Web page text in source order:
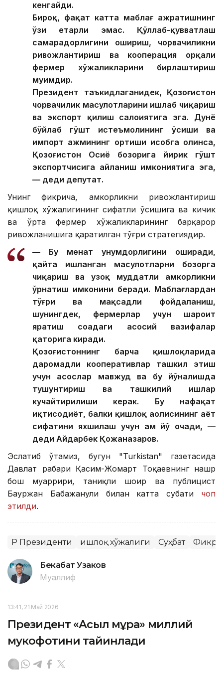
кенгайди.
Бироқ, фақат катта маблағ ажратишнинг
ўзи етарли эмас. Қўллаб-қувватлаш
самарадорлигини ошириш, чорвачиликни
ривожлантириш ва кооперация орқали
фермер хўжаликларини бирлаштириш
муҳимдир.
Президент таъкидлаганидек, Қозоғистон
чорвачилик маҳсулотларини ишлаб чиқариш
ва экспорт қилиш салоҳиятига эга. Дунё
бўйлаб гўшт истеъмолининг ўсиши ва
импорт ҳажмининг ортиши ҳисобга олинса,
Қозоғистон Осиё бозорига йирик гўшт
экспортчисига айланиш имкониятига эга,
— деди депутат.
Унинг фикрича, ҳамкорликни ривожлантириш
қишлоқ хўжалигининг сифатли ўсишига ва кичик
ва ўрта фермер хўжаликларининг барқарор
ривожланишига қаратилган тўғри стратегиядир.
— Бу меҳнат унумдорлигини оширади,
қайта ишланган маҳсулотларни бозорга
чиқариш ва узоқ муддатли ҳамкорликни
ўрнатиш имконини беради. Маблағлардан
тўғри ва мақсадли фойдаланиш,
шунингдек, фермерлар учун шароит
яратиш соҳадаги асосий вазифалар
қаторига киради.
Қозоғистоннинг барча қишлоқларида
даромадли кооперативлар ташкил этиш
учун асослар мавжуд ва бу йўналишда
тушунтириш ва ташкилий ишлар
кучайтирилиши керак. Бу нафақат
иқтисодиёт, балки қишлоқ аҳолисининг ҳаёт
сифатини яхшилаш учун ҳам йў очади, —
деди Айдарбек Қожаназаров.
Эслатиб ўтамиз, бугун "Turkistan" газетасида
Давлат раҳбари Қасим-Жомарт Тоқаевнинг нашр
бош муҳаррири, таниқли шоир ва публицист
Бауржан Бабажанули билан катта суҳбати чоп
этилди.
ҚР Президенти Қишлоқ хўжалиги Суҳбат Фикр
Бекабат Узаков
Муаллиф
13:41, 21 Май 2026
Президент «Асыл мұра» миллий
мукофотини тайинлади